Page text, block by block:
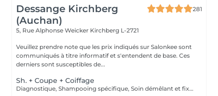
Dessange Kirchberg
(Auchan)
281
5, Rue Alphonse Weicker Kirchberg L-2721
Veuillez prendre note que les prix indiqués sur Salonkee sont
communiqués à titre informatif et s'entendent de base. Ces
derniers sont susceptibles de...
Sh. + Coupe + Coiffage
Diagnostique, Shampooing spécifique, Soin démêlant et fixation inclus. Veuillez prendre note que les prix indiqués sur Salonkee sont communiqués à titre informatif et s'entendent de base. Ces derniers sont susceptibles de varier selon le diagnostic réalisé à votre arrivée au salon et l'expertise du professionnel à qui vous confiez votre beauté. Dans tous les cas, un devis précis vous sera proposé et toutes réalisations de prestations seront effectuées avec votre accord.